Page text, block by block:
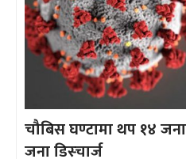
चौबिस घण्टामा थप १४
जना डिस्चार्ज